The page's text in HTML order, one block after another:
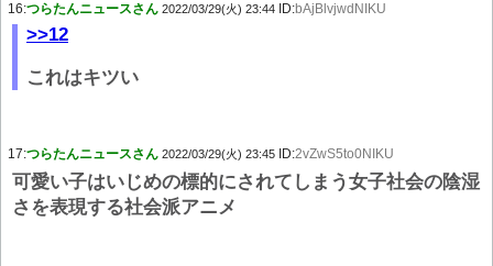
16:つらたんニュースさん 2022/03/29(火) 23:44 ID:bAjBlvjwdNIKU
>>12
これはキツい
17:つらたんニュースさん 2022/03/29(火) 23:45 ID:2vZwS5to0NIKU
可愛い子はいじめの標的にされてしまう女子社会の陰湿
さを表現する社会派アニメ